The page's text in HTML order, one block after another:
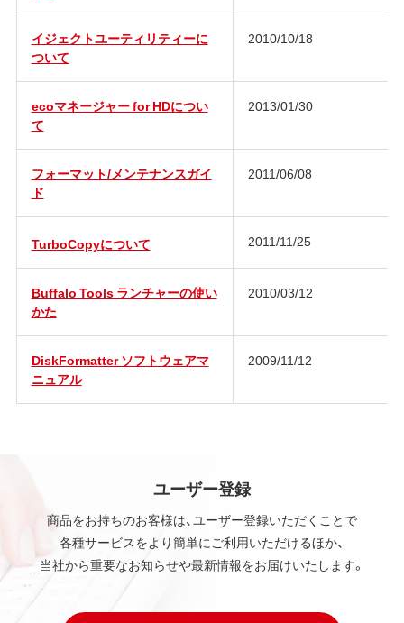
イジェクトユーティリティーに
ついて
2010/10/18
ecoマネージャー for HDについ
て
2013/01/30
フォーマット/メンテナンスガイ
ド
2011/06/08
TurboCopyについて 2011/11/25
Buffalo Tools ランチャーの使い
かた
2010/03/12
DiskFormatter ソフトウェアマ
ニュアル
2009/11/12
ユーザー登録
商品をお持ちのお客様は、ユーザー登録いただくことで
各種サービスをより簡単にご利用いただけるほか、
当社から重要なお知らせや最新情報をお届けいたします。